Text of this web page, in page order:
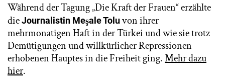
Während der Tagung „Die Kraft der Frauen“ erzählte
dieJournalistin Meşale Toluvon ihrer
mehrmonatigen Haft in der Türkei und wie sie trotz
Demütigungen und willkürlicher Repressionen
erhobenen Hauptes in die Freiheit ging.Mehr dazu
hier.